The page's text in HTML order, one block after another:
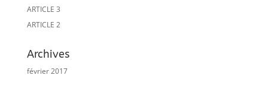
ARTICLE 3
ARTICLE 2
Archives
février 2017